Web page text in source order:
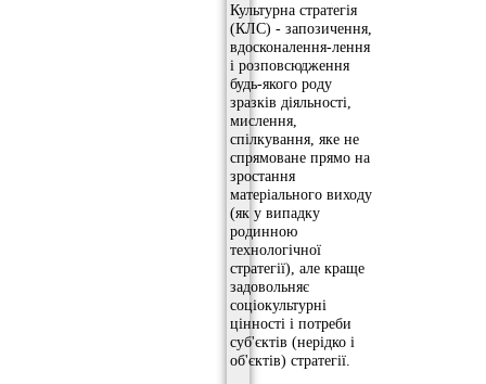
Культурна стратегія
(КЛС) - запозичення,
вдосконалення-лення
і розповсюдження
будь-якого роду
зразків діяльності,
мислення,
спілкування, яке не
спрямоване прямо на
зростання
матеріального виходу
(як у випадку
родинною
технологічної
стратегії), але краще
задовольняє
соціокультурні
цінності і потреби
суб'єктів (нерідко і
об'єктів) стратегії.